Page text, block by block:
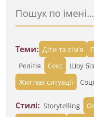
Теми: Діти та сім'я
Релігія
Секс Шоу
Життєві ситуації
Стилі: Storytelling